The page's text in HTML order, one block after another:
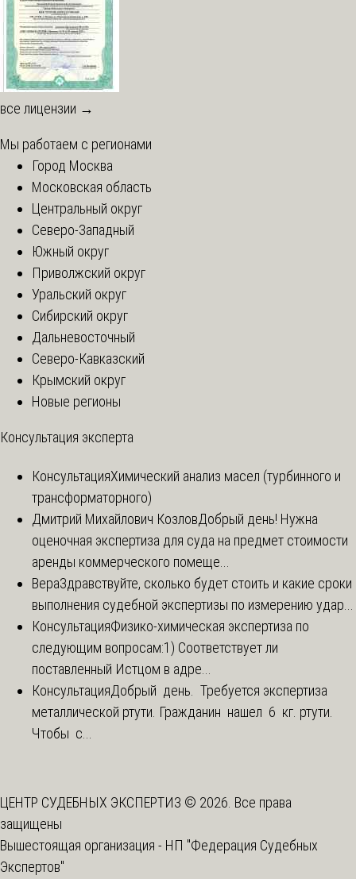
все лицензии →
Мы работаем с регионами
Город Москва
Московская область
Центральный округ
Северо-Западный
Южный округ
Приволжский округ
Уральский округ
Сибирский округ
Дальневосточный
Северо-Кавказский
Крымский округ
Новые регионы
Консультация эксперта
КонсультацияХимический анализ масел (турбинного и
трансформаторного)
Дмитрий Михайлович КозловДобрый день! Нужна
оценочная экспертиза для суда на предмет стоимости
аренды коммерческого помеще...
ВераЗдравствуйте, сколько будет стоить и какие сроки
выполнения судебной экспертизы по измерению удар...
КонсультацияФизико-химическая экспертиза по
следующим вопросам:1) Соответствует ли
поставленный Истцом в адре...
КонсультацияДобрый день. Требуется экспертиза
металлической ртути. Гражданин нашел 6 кг. ртути.
Чтобы с...
ЦЕНТР СУДЕБНЫХ ЭКСПЕРТИЗ © 2026. Все права
защищены
Вышестоящая организация - НП "Федерация Судебных
Экспертов"